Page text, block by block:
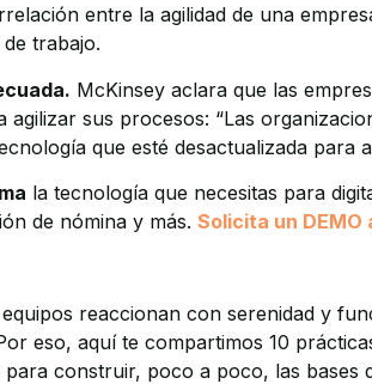
entre la agilidad de una
trabajo.
McKinsey aclara que las
agilizar sus procesos: “Las
que esté desactualizada para
la tecnología que necesitas para
de nómina y más. Solicita un DEMO
reaccionan con serenidad y
eso, aquí te compartimos 10
construir, poco a poco, las bases